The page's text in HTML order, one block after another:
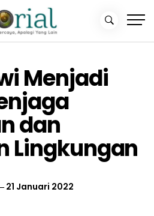
Menjadi
dan
Lingkungan
21 Januari 2022